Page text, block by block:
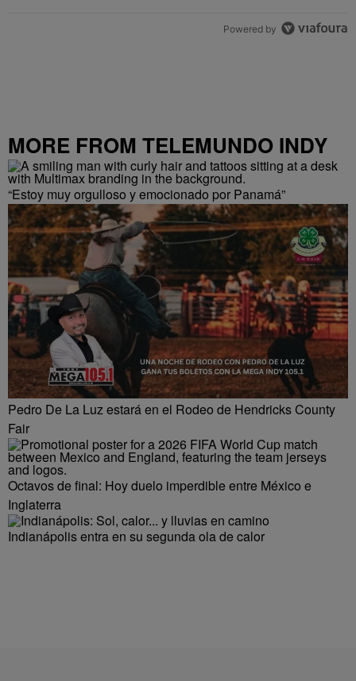
Powered by
MORE FROM TELEMUNDO INDY
“Estoy muy orgulloso y emocionado por Panamá”
Pedro De La Luz estará en el Rodeo de Hendricks County
Fair
Octavos de final: Hoy duelo imperdible entre México e
Inglaterra
Indianápolis entra en su segunda ola de calor